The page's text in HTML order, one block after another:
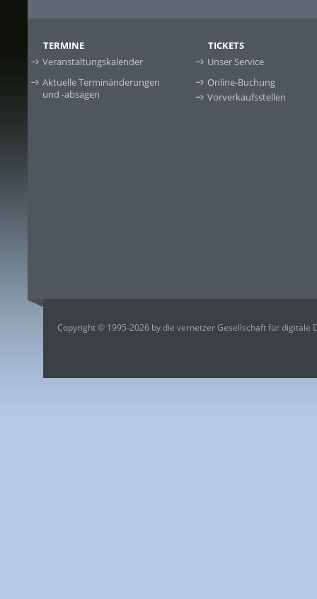
TERMINE
Veranstaltungskalender
Aktuelle Terminänderungen
und -absagen
TICKETS
Unser Service
Online-Buchung
Vorverkaufsstellen
Copyright © 1995-2026 by die vernetzer Gesellschaft für digitale